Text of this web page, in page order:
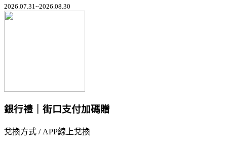
2026.07.31~2026.08.30
銀行禮｜街口支付加碼贈
兌換方式 / APP線上兌換